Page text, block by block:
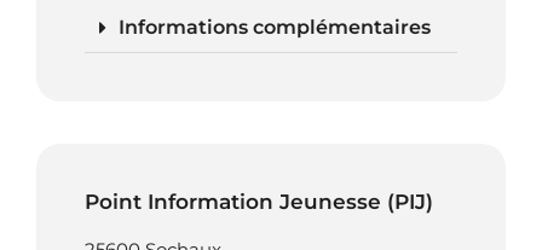
Informations complémentaires
Point Information Jeunesse (PIJ)​